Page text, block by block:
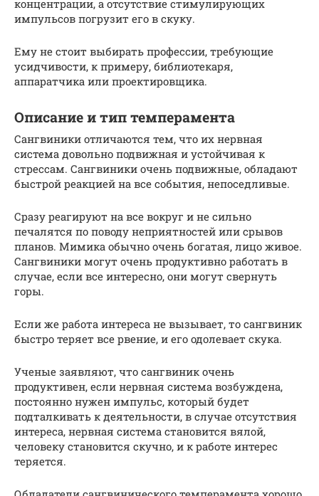
концентрации, а отсутствие стимулирующих
импульсов погрузит его в скуку.
Ему не стоит выбирать профессии, требующие
усидчивости, к примеру, библиотекаря,
аппаратчика или проектировщика.
Описание и тип темперамента
Сангвиники отличаются тем, что их нервная
система довольно подвижная и устойчивая к
стрессам. Сангвиники очень подвижные, обладают
быстрой реакцией на все события, непоседливые.
Сразу реагируют на все вокруг и не сильно
печалятся по поводу неприятностей или срывов
планов. Мимика обычно очень богатая, лицо живое.
Сангвиники могут очень продуктивно работать в
случае, если все интересно, они могут свернуть
горы.
Если же работа интереса не вызывает, то сангвиник
быстро теряет все рвение, и его одолевает скука.
Ученые заявляют, что сангвиник очень
продуктивен, если нервная система возбуждена,
постоянно нужен импульс, который будет
подталкивать к деятельности, в случае отсутствия
интереса, нервная система становится вялой,
человеку становится скучно, и к работе интерес
теряется.